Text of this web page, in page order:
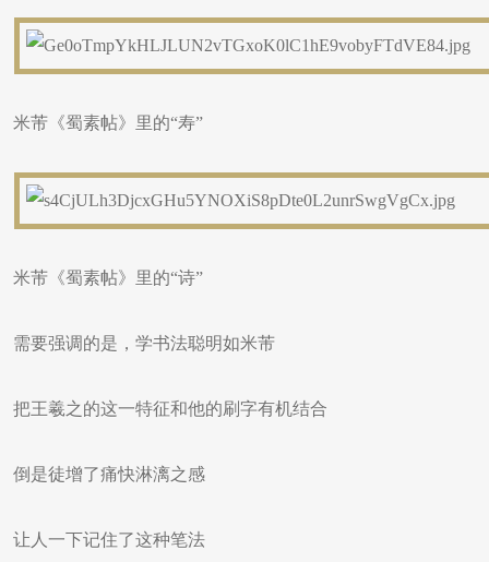
米芾《蜀素帖》里的“寿”
米芾《蜀素帖》里的“诗”
需要强调的是，学书法聪明如米芾
把王羲之的这一特征和他的刷字有机结合
倒是徒增了痛快淋漓之感
让人一下记住了这种笔法